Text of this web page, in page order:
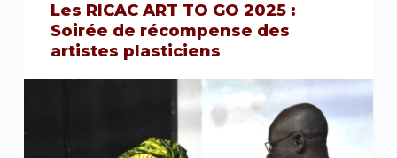
Les RICAC ART TO GO 2025 :
Soirée de récompense des
artistes plasticiens